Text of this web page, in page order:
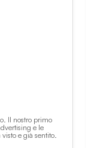
Il nostro primo
e le
e già sentito.